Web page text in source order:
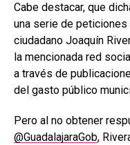
Cabe destacar, que
una serie de
ciudadano Joaquín
la mencionada red
a través de
del gasto público
Pero al no obtener
@GuadalajaraGob,